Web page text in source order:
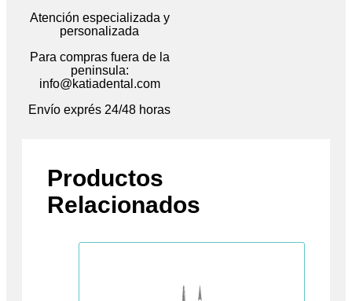
Atención especializada y
personalizada
Para compras fuera de la
peninsula:
info@katiadental.com
Envío exprés 24/48 horas
Productos
Relacionados